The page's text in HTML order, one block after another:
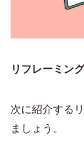
リフレーミン
次に紹介する
ましょう。